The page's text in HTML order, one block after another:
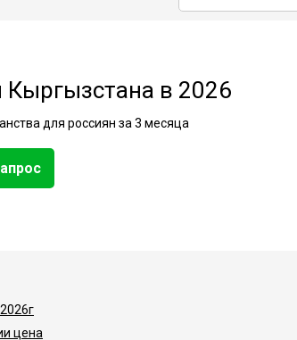
Кыргызстана в 2026
для россиян за 3 месяца
цена